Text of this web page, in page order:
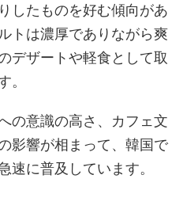
したものを好む傾向があ
トは濃厚でありながら爽
デザートや軽食として取
。
の意識の高さ、カフェ文
影響が相まって、韓国で
速に普及しています。